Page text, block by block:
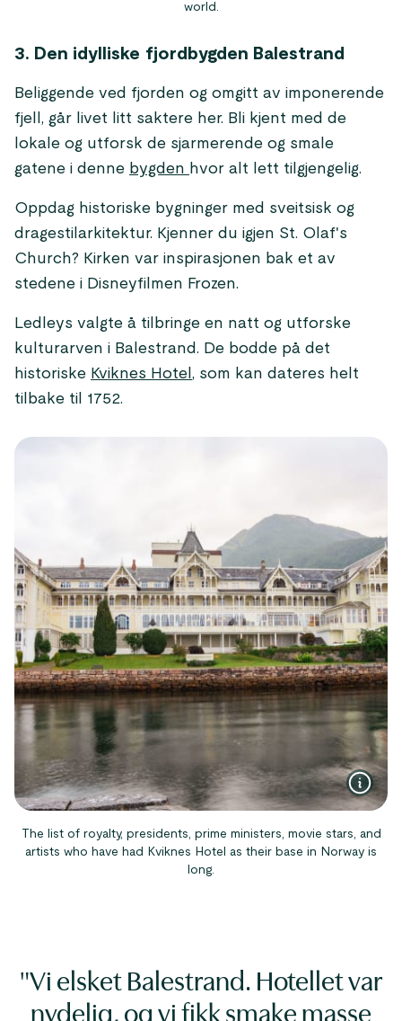
world.
3. Den idylliske fjordbygden Balestrand
Beliggende ved fjorden og omgitt av imponerende
fjell, går livet litt saktere her. Bli kjent med de
lokale og utforsk de sjarmerende og smale
gatene i denne bygden hvor alt lett tilgjengelig.
Oppdag historiske bygninger med sveitsisk og
dragestilarkitektur. Kjenner du igjen St. Olaf's
Church? Kirken var inspirasjonen bak et av
stedene i Disneyfilmen Frozen.
Ledleys valgte å tilbringe en natt og utforske
kulturarven i Balestrand. De bodde på det
historiske Kviknes Hotel , som kan dateres helt
tilbake til 1752.
The list of royalty, presidents, prime ministers, movie stars, and
artists who have had Kviknes Hotel as their base in Norway is
long.
"Vi elsket Balestrand. Hotellet var
nydelig, og vi fikk smake masse